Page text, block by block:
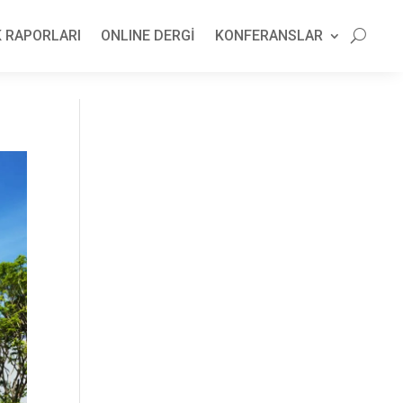
ONLINE DERGİ KONFERANSLAR